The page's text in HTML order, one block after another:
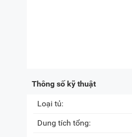
Thông số kỹ thuật
Loại tủ:
Dung tích tổng: